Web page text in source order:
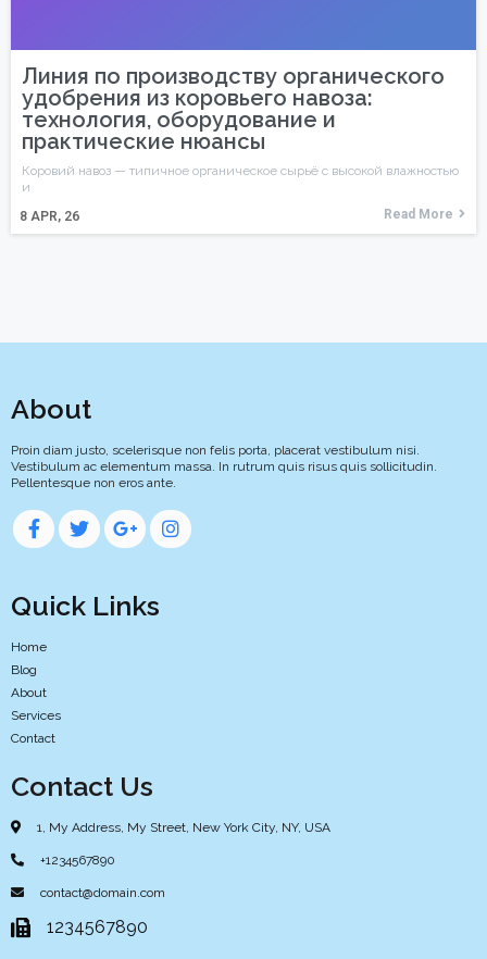
Линия по производству органического
удобрения из коровьего навоза:
технология, оборудование и
практические нюансы
8 APR, 26
Коровий навоз — типичное органическое сырьё с высокой влажностью
и
Read More
About
Proin diam justo, scelerisque non felis porta, placerat vestibulum nisi.
Vestibulum ac elementum massa. In rutrum quis risus quis sollicitudin.
Pellentesque non eros ante.
Quick Links
Home
Blog
About
Services
Contact
Contact Us
1, My Address, My Street, New York City, NY, USA
+1234567890
contact@domain.com
1234567890